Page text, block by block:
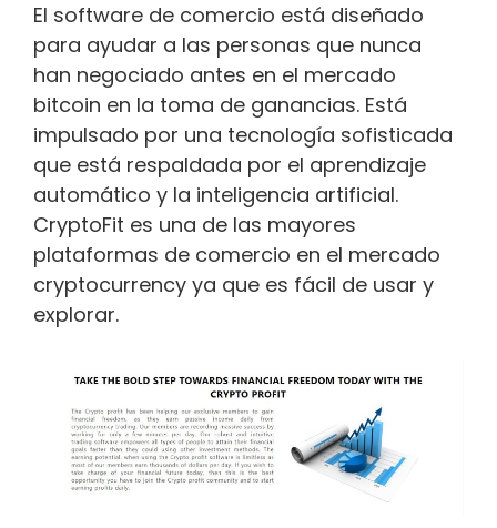
El software de comercio está diseñado
para ayudar a las personas que nunca
han negociado antes en el mercado
bitcoin en la toma de ganancias. Está
impulsado por una tecnología sofisticada
que está respaldada por el aprendizaje
automático y la inteligencia artificial.
CryptoFit es una de las mayores
plataformas de comercio en el mercado
cryptocurrency ya que es fácil de usar y
explorar.